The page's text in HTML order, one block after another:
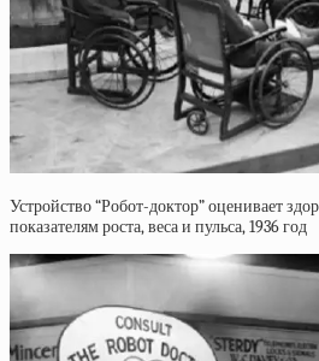
Устройство “Робот-доктор” оценивает
показателям роста, веса и пульса, 1936 год